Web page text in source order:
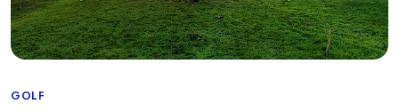
Categories
GOLF